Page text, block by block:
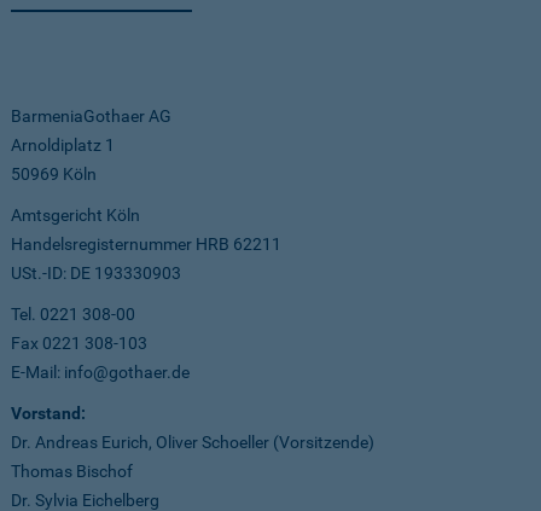
BarmeniaGothaer AG
Arnoldiplatz 1
50969 Köln
Amtsgericht Köln
Handelsregisternummer HRB 62211
USt.-ID: DE 193330903
Tel. 0221 308-00
Fax 0221 308-103
E-Mail: info@gothaer.de
Vorstand:
Dr. Andreas Eurich, Oliver Schoeller (Vorsitzende)
Thomas Bischof
Dr. Sylvia Eichelberg